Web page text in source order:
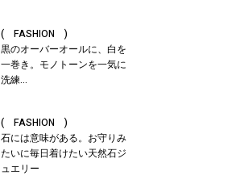
( FASHION )
黒のオーバーオールに、白を
一巻き。モノトーンを一気に
洗練...
( FASHION )
石には意味がある。お守りみ
たいに毎日着けたい天然石ジ
ュエリー